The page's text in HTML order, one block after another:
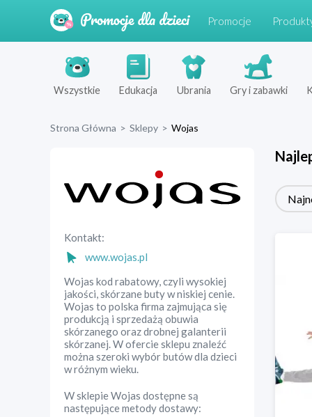
Promocje
Wszystkie Edukacja Ubrania Gry i zabawki
Strona Główna > Sklepy > Wojas
Kontakt:
www.wojas.pl
Wojas kod rabatowy, czyli wysokiej
jakości, skórzane buty w niskiej cenie.
Wojas to polska firma zajmująca się
produkcją i sprzedażą obuwia
skórzanego oraz drobnej galanterii
skórzanej. W ofercie sklepu znaleźć
można szeroki wybór butów dla dzieci
w różnym wieku.
W sklepieWojas dostępne są
następujące metody dostawy: